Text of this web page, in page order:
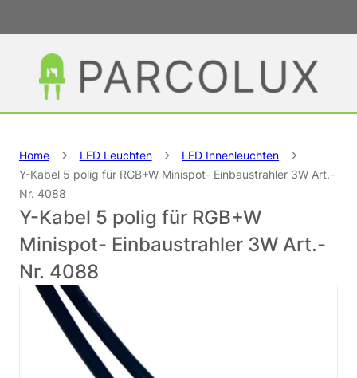
Home LED Leuchten
LED Innenleuchten
Y-Kabel 5 polig für RGB+W Minispot- Einbaustrahler 3W Art.-
Nr. 4088
Y-Kabel 5 polig für RGB+W
Minispot- Einbaustrahler 3W Art.-
Nr. 4088